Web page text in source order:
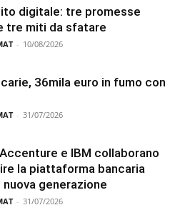
digitale: tre promesse
tre miti da sfatare
- 10/08/2026
36mila euro in fumo con
- 31/07/2026
e IBM collaborano
la piattaforma bancaria
generazione
- 31/07/2026